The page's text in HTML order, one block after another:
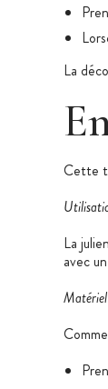
La
Cette
La
avec
Matériel